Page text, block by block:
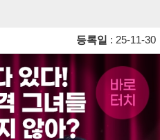
등록일 : 25-11-30